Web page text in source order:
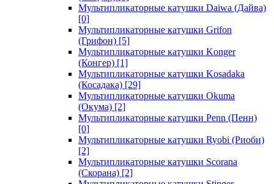
Мультипликаторные катушки Daiwa (Дайва)
[0]
Мультипликаторные катушки Grifon
(Грифон) [5]
Мультипликаторные катушки Konger
(Конгер) [1]
Мультипликаторные катушки Kosadaka
(Косадака) [29]
Мультипликаторные катушки Okuma
(Окума) [2]
Мультипликаторные катушки Penn (Пенн)
[0]
Мультипликаторные катушки Ryobi (Риоби)
[2]
Мультипликаторные катушки Scorana
(Скорана) [2]